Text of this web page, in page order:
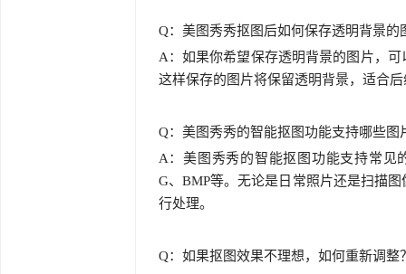
Q：美图秀秀抠图后如何保存透明背景的
A：如果你希望保存透明背景的图片，可
这样保存的图片将保留透明背景，适合
Q：美图秀秀的智能抠图功能支持哪些图
A：美图秀秀的智能抠图功能支持常见
G、BMP等。无论是日常照片还是扫描
行处理。
Q：如果抠图效果不理想，如何重新调整